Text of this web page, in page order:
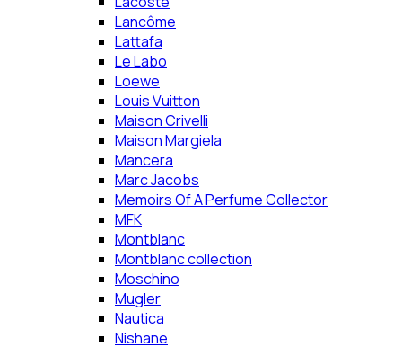
Lancôme
Lattafa
Le Labo
Loewe
Louis Vuitton
Maison Crivelli
Maison Margiela
Mancera
Marc Jacobs
Memoirs Of A Perfume Collector
MFK
Montblanc
Montblanc collection
Moschino
Mugler
Nautica
Nishane